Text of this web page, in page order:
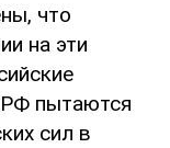
что
на эти
РФ пытаются
сил в